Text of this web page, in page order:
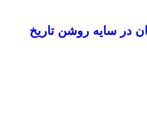
در سایه روشن تاریخ